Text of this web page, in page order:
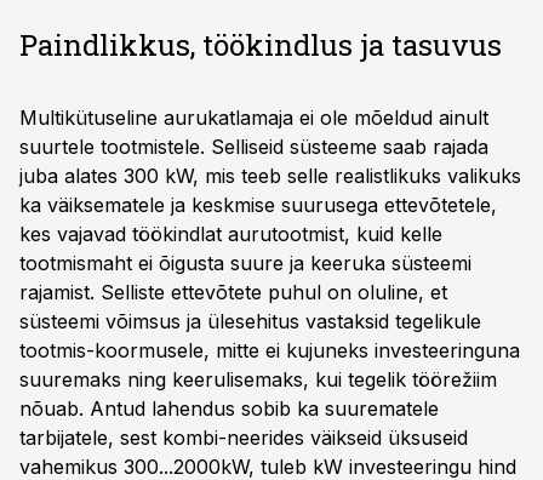
Paindlikkus, töökindlus ja tasuvus
Multikütuseline aurukatlamaja ei ole mõeldud ainult
suurtele tootmistele. Selliseid süsteeme saab rajada
juba alates 300 kW, mis teeb selle realistlikuks valikuks
ka väiksematele ja keskmise suurusega ettevõtetele,
kes vajavad töökindlat aurutootmist, kuid kelle
tootmismaht ei õigusta suure ja keeruka süsteemi
rajamist. Selliste ettevõtete puhul on oluline, et
süsteemi võimsus ja ülesehitus vastaksid tegelikule
tootmis-koormusele, mitte ei kujuneks investeeringuna
suuremaks ning keerulisemaks, kui tegelik töörežiim
nõuab. Antud lahendus sobib ka suurematele
tarbijatele, sest kombi-neerides väikseid üksuseid
vahemikus 300...2000kW, tuleb kW investeeringu hind